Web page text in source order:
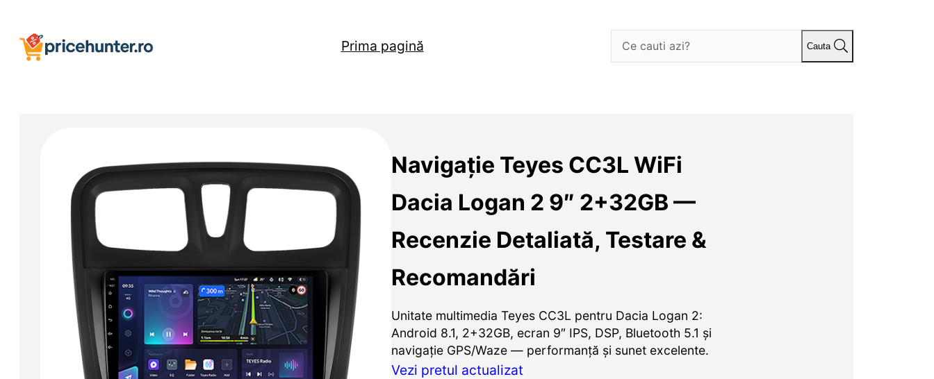
conținut
Prima pagină Cauta
Navigație Teyes CC3L WiFi
Dacia Logan 2 9″ 2+32GB —
Recenzie Detaliată, Testare &
Recomandări
Unitate multimedia Teyes CC3L pentru Dacia Logan 2:
Android 8.1, 2+32GB, ecran 9″ IPS, DSP, Bluetooth 5.1 și
navigație GPS/Waze — performanță și sunet excelente.
Vezi pretul actualizat